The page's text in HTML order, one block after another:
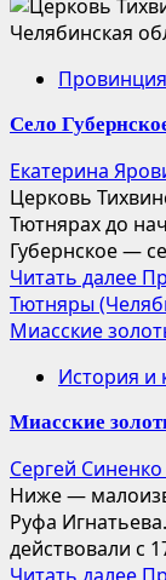
Провинция
Село
Екатерина
Церковь
Тютнярах до
Губернское —
Читать далее
Тютняры
Миасские
История и
Миасские
Сергей Синенко
Ниже —
Руфа
действовали с